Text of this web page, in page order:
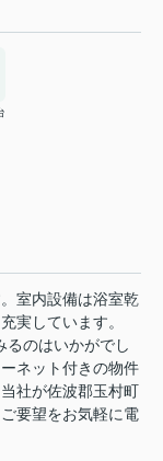
室内設備は浴室乾
実しています。
るのはいかがでし
ネット付きの物件
社が佐波郡玉村町
要望をお気軽に電